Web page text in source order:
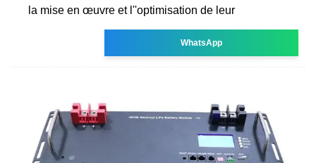
la mise en œuvre et l''optimisation de leur
WhatsApp